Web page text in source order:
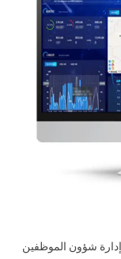
شؤون الموظفين